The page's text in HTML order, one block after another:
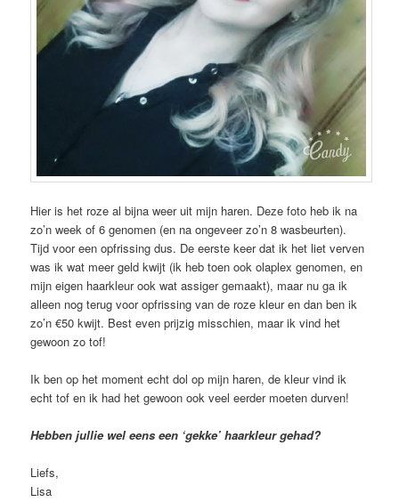
Hier is het roze al bijna weer uit mijn haren. Deze foto heb ik na
zo’n week of 6 genomen (en na ongeveer zo’n 8 wasbeurten).
Tijd voor een opfrissing dus. De eerste keer dat ik het liet verven
was ik wat meer geld kwijt (ik heb toen ook olaplex genomen, en
mijn eigen haarkleur ook wat assiger gemaakt), maar nu ga ik
alleen nog terug voor opfrissing van de roze kleur en dan ben ik
zo’n €50 kwijt. Best even prijzig misschien, maar ik vind het
gewoon zo tof!
Ik ben op het moment echt dol op mijn haren, de kleur vind ik
echt tof en ik had het gewoon ook veel eerder moeten durven!
Hebben jullie wel eens een ‘gekke’ haarkleur gehad?
Liefs,
Lisa